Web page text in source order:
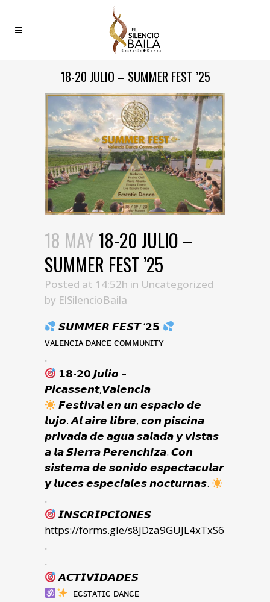
18-20 JULIO – SUMMER FEST ’25
18 MAY 18-20 JULIO –
SUMMER FEST ’25
Posted at 14:52h in Uncategorized
by ElSilencioBaila
𝙎𝙐𝙈𝙈𝙀𝙍 𝙁𝙀𝙎𝙏 ‘𝟮𝟱
ᴠᴀʟᴇɴᴄɪᴀ ᴅᴀɴᴄᴇ ᴄᴏᴍᴍᴜɴɪᴛʏ
.
𝟭𝟴-𝟮𝟬 𝙅𝙪𝙡𝙞𝙤 –
𝙋𝙞𝙘𝙖𝙨𝙨𝙚𝙣𝙩,𝙑𝙖𝙡𝙚𝙣𝙘𝙞𝙖
𝙁𝙚𝙨𝙩𝙞𝙫𝙖𝙡 𝙚𝙣 𝙪𝙣 𝙚𝙨𝙥𝙖𝙘𝙞𝙤 𝙙𝙚
𝙡𝙪𝙟𝙤. 𝘼𝙡 𝙖𝙞𝙧𝙚 𝙡𝙞𝙗𝙧𝙚, 𝙘𝙤𝙣 𝙥𝙞𝙨𝙘𝙞𝙣𝙖
𝙥𝙧𝙞𝙫𝙖𝙙𝙖 𝙙𝙚 𝙖𝙜𝙪𝙖 𝙨𝙖𝙡𝙖𝙙𝙖 𝙮 𝙫𝙞𝙨𝙩𝙖𝙨
𝙖 𝙡𝙖 𝙎𝙞𝙚𝙧𝙧𝙖 𝙋𝙚𝙧𝙚𝙣𝙘𝙝𝙞𝙯𝙖. 𝘾𝙤𝙣
𝙨𝙞𝙨𝙩𝙚𝙢𝙖 𝙙𝙚 𝙨𝙤𝙣𝙞𝙙𝙤 𝙚𝙨𝙥𝙚𝙘𝙩𝙖𝙘𝙪𝙡𝙖𝙧
𝙮 𝙡𝙪𝙘𝙚𝙨 𝙚𝙨𝙥𝙚𝙘𝙞𝙖𝙡𝙚𝙨 𝙣𝙤𝙘𝙩𝙪𝙧𝙣𝙖𝙨.
.
𝙄𝙉𝙎𝘾𝙍𝙄𝙋𝘾𝙄𝙊𝙉𝙀𝙎
https://forms.gle/s8JDza9GUJL4xTxS6
.
.
𝘼𝘾𝙏𝙄𝙑𝙄𝘿𝘼𝘿𝙀𝙎
ᴇᴄꜱᴛᴀᴛɪᴄ ᴅᴀɴᴄᴇ